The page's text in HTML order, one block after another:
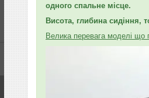
одного спальне місце.
Висота, глибина сидіння,
Велика перевага моделі що